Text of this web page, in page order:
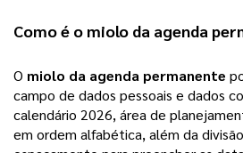
Como é o miolo da agenda
O miolo da agenda permanente
campo de dados pessoais e dados
calendário 2026, área de
em ordem alfabética, além da